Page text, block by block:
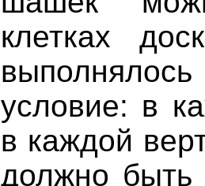
клетках
условие: в
в каждой
должно